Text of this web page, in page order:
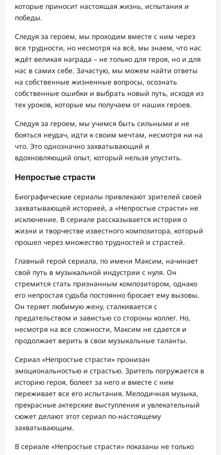
которые приносит настоящая жизнь, испытания и
победы.
Следуя за героем, мы проходим вместе с ним через
все трудности, но несмотря на всё, мы знаем, что нас
ждёт великая награда – не только для героя, но и для
нас в самих себе. Зачастую, мы можем найти ответы
на собственные жизненные вопросы, осознать
собственные ошибки и выбрать новый путь, исходя из
тех уроков, которые мы получаем от наших героев.
Следуя за героем, мы учимся быть сильными и не
бояться неудач, идти к своим мечтам, несмотря ни на
что. Это однозначно захватывающий и
вдохновляющий опыт, который нельзя упустить.
Непростые страсти
Биографические сериалы привлекают зрителей своей
захватывающей историей, а «Непростые страсти» не
исключение. В сериале рассказывается история о
жизни и творчестве известного композитора, который
прошел через множество трудностей и страстей.
Главный герой сериала, по имени Максим, начинает
свой путь в музыкальной индустрии с нуля. Он
стремится стать признанным композитором, однако
его непростая судьба постоянно бросает ему вызовы.
Он теряет любимую жену, сталкивается с
предательством и завистью со стороны коллег. Но,
несмотря на все сложности, Максим не сдается и
продолжает верить в свои музыкальные таланты.
Сериал «Непростые страсти» пронизан
эмоциональностью и страстью. Зритель погружается в
историю героя, болеет за него и вместе с ним
переживает все его испытания. Мелодичная музыка,
прекрасные актерские выступления и увлекательный
сюжет делают этот сериал по-настоящему
захватывающим.
В сериале «Непростые страсти» показаны не только